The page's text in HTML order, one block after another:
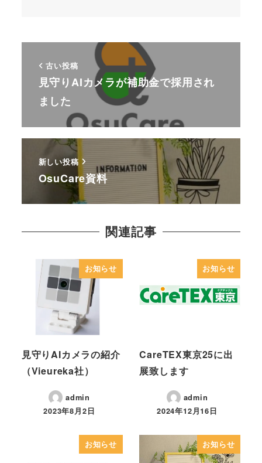
古い投稿
見守りAIカメラが補助金で採用され
ました
新しい投稿
OsuCare資料
関連記事
お知らせ
見守りAIカメラの紹介
（Vieureka社）
admin
2023年8月2日
お知らせ
CareTEX東京25に出
展致します
admin
2024年12月16日
お知らせ お知らせ